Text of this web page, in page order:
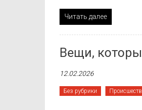
Читать далее
Вещи,
12.02.2026
Без рубрики